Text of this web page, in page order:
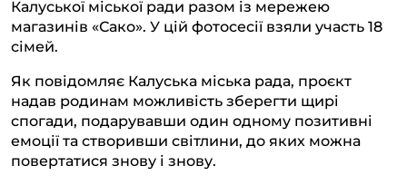
e
g
m
e
b
k
t
p
e
y
n
k
Калуської міської ради разом із мережею
магазинів «Сако». У цій фотосесії взяли участь 18
сімей.
Як повідомляє Калуська міська рада, проєкт
надав родинам можливість зберегти щирі
спогади, подарувавши один одному позитивні
емоції та створивши світлини, до яких можна
повертатися знову і знову.